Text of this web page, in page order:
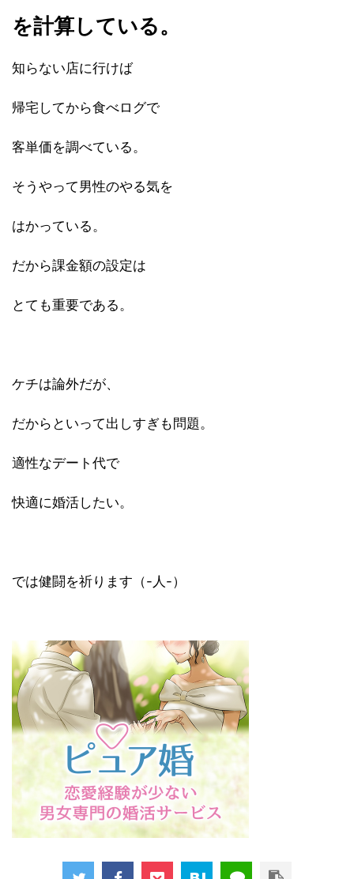
を計算している。
知らない店に行けば
帰宅してから食べログで
客単価を調べている。
そうやって男性のやる気を
はかっている。
だから課金額の設定は
とても重要である。
ケチは論外だが、
だからといって出しすぎも問題。
適性なデート代で
快適に婚活したい。
では健闘を祈ります（-人-）